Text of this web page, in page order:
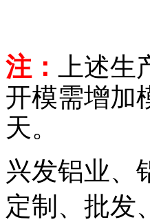
注：
上述
开模需增加
天。
兴发铝业、
定制、批发